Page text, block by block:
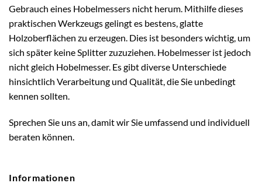
Gebrauch eines Hobelmessers nicht herum. Mithilfe dieses
praktischen Werkzeugs gelingt es bestens, glatte
Holzoberflächen zu erzeugen. Dies ist besonders wichtig, um
sich später keine Splitter zuzuziehen. Hobelmesser ist jedoch
nicht gleich Hobelmesser. Es gibt diverse Unterschiede
hinsichtlich Verarbeitung und Qualität, die Sie unbedingt
kennen sollten.
Sprechen Sie uns an, damit wir Sie umfassend und individuell
beraten können.
Informationen